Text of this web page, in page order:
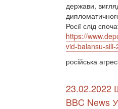
держави,
Росії слід
https://
vid-balansu-
російська
23.02.2022
BBC News